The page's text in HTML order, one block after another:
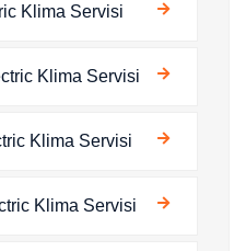
Klima Servisi
Klima Servisi
Klima Servisi
Klima Servisi